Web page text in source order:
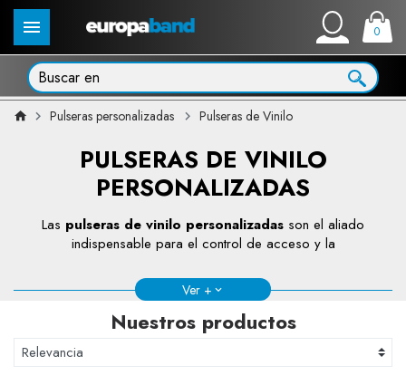
0
Pulseras personalizadas Pulseras de Vinilo
PULSERAS DE VINILO
PERSONALIZADAS
Las pulseras de vinilo personalizadas son el aliado
indispensable para el control de acceso y la
y equipadas con un cierre de seguridad único, se
adaptan a todas sus necesidades: con marcaje o sin
marcado, a color, en oro o en plata. Concebidas para
responsables de eventos exigentes, estas pulseras de
Ver +
Nuestros productos